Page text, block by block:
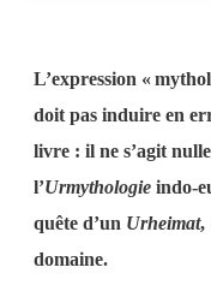
L’expression «
doit pas induire en
livre : il ne s’agit
l’Urmythologie indo-
quête d’un Urheimat,
domaine.